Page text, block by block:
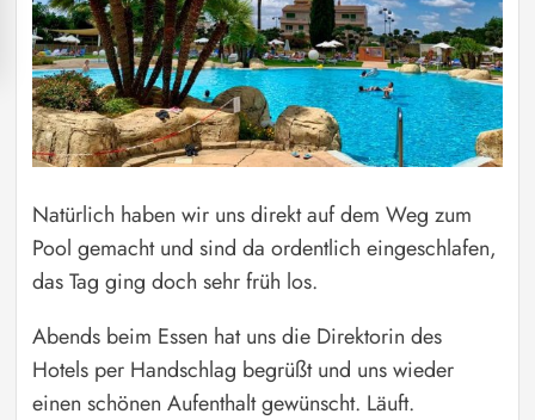
Natürlich haben wir uns direkt auf dem Weg zum
Pool gemacht und sind da ordentlich eingeschlafen,
das Tag ging doch sehr früh los.
Abends beim Essen hat uns die Direktorin des
Hotels per Handschlag begrüßt und uns wieder
einen schönen Aufenthalt gewünscht. Läuft.